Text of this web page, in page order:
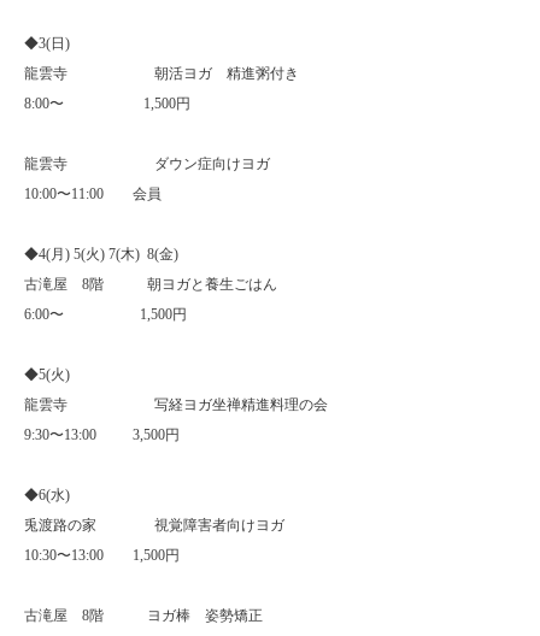
◆3(日 )
龍雲寺 朝活ヨガ 精進粥付き
8:00〜 1,500円
龍雲寺 ダウン症向けヨガ
10:00〜11:00 会員
◆4(月 ) 5(火) 7(木) 8(金)
古滝屋 8階 朝ヨガと養生ごはん
6:00〜 1,500円
◆5(火)
龍雲寺 写経ヨガ坐禅精進料理の会
9:30〜13:00 3,500円
◆6(水)
兎渡路の家 視覚障害者向けヨガ
10:30〜13:00 1,500円
古滝屋 8階 ヨガ棒 姿勢矯正